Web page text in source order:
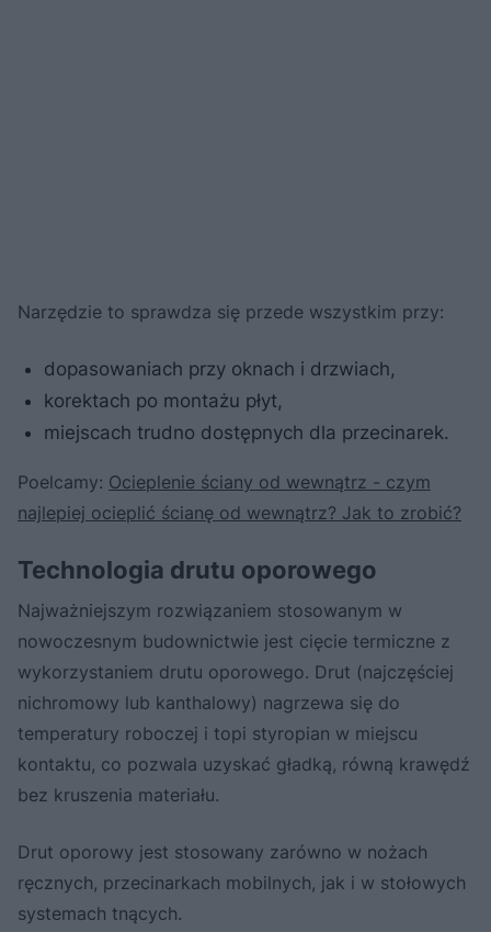
Narzędzie to sprawdza się przede wszystkim przy:
dopasowaniach przy oknach i drzwiach,
korektach po montażu płyt,
miejscach trudno dostępnych dla przecinarek.
Poelcamy: Ocieplenie ściany od wewnątrz - czym
najlepiej ocieplić ścianę od wewnątrz? Jak to zrobić?
Technologia drutu oporowego
Najważniejszym rozwiązaniem stosowanym w
nowoczesnym budownictwie jest cięcie termiczne z
wykorzystaniem drutu oporowego. Drut (najczęściej
nichromowy lub kanthalowy) nagrzewa się do
temperatury roboczej i topi styropian w miejscu
kontaktu, co pozwala uzyskać gładką, równą krawędź
bez kruszenia materiału.
Drut oporowy jest stosowany zarówno w nożach
ręcznych, przecinarkach mobilnych, jak i w stołowych
systemach tnących.